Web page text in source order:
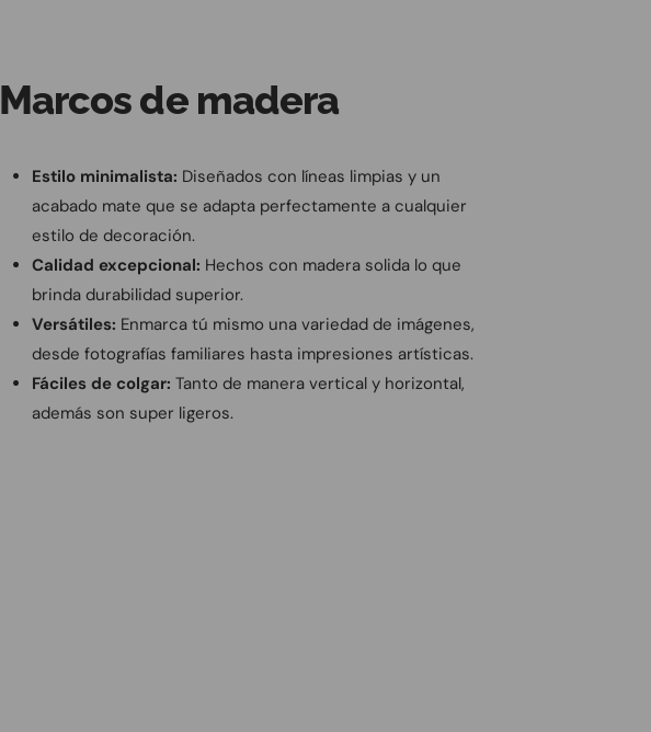
Marcos de madera
Estilo minimalista: Diseñados con líneas limpias y un
acabado mate que se adapta perfectamente a cualquier
estilo de decoración.
Calidad excepcional: Hechos con madera solida lo que
brinda durabilidad superior.
Versátiles: Enmarca tú mismo una variedad de imágenes,
desde fotografías familiares hasta impresiones artísticas.
Fáciles de colgar: Tanto de manera vertical y horizontal,
además son super ligeros.